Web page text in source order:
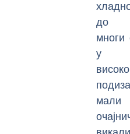
до
многи
у
високо
мали